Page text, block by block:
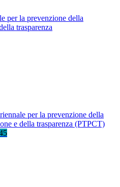
per la prevenzione della
trasparenza
per la prevenzione della
e della trasparenza (PTPCT)